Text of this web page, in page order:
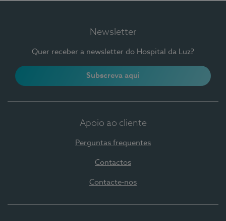
Newsletter
Quer receber a newsletter do Hospital da Luz?
Subscreva aqui
Apoio ao cliente
Perguntas frequentes
Contactos
Contacte-nos